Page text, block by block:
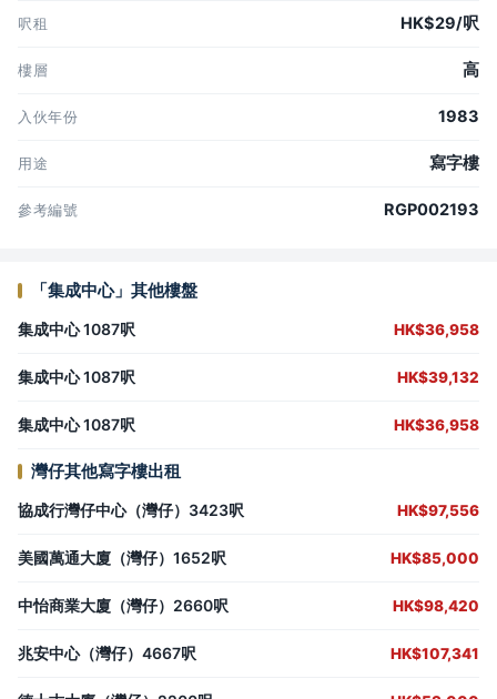
呎租 HK$29/呎
樓層 高
入伙年份 1983
用途 寫字樓
參考編號 RGP002193
「集成中心」其他樓盤
集成中心 1087呎 HK$36,958
集成中心 1087呎 HK$39,132
集成中心 1087呎 HK$36,958
灣仔其他寫字樓出租
協成行灣仔中心（灣仔）3423呎 HK$97,556
美國萬通大廈（灣仔）1652呎 HK$85,000
中怡商業大廈（灣仔）2660呎 HK$98,420
兆安中心（灣仔）4667呎 HK$107,341